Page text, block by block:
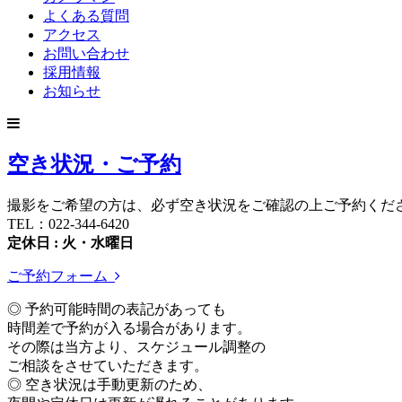
よくある質問
アクセス
お問い合わせ
採用情報
お知らせ
空き状況・ご予約
撮影をご希望の方は、必ず空き状況をご確認の上ご予約くだ
TEL：022-344-6420
定休日 : 火・水曜日
ご予約フォーム
◎ 予約可能時間の表記があっても
時間差で予約が入る場合があります。
その際は当方より、スケジュール調整の
ご相談をさせていただきます。
◎ 空き状況は手動更新のため、